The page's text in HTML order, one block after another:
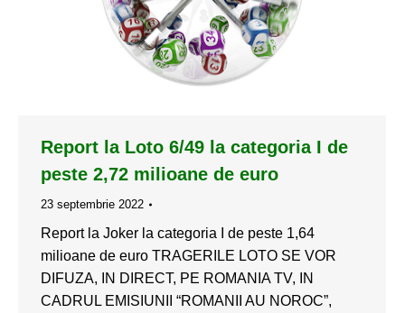
Report la Loto 6/49 la categoria I de
peste 2,72 milioane de euro
23 septembrie 2022
Report la Joker la categoria I de peste 1,64
milioane de euro TRAGERILE LOTO SE VOR
DIFUZA, IN DIRECT, PE ROMANIA TV, IN
CADRUL EMISIUNII “ROMANII AU NOROC”,